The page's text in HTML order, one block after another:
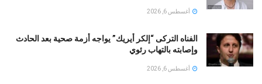
أغسطس 6, 2026
الفناه التركى “إلكر أيريك” يواجه أزمة صحية بعد الحادث
وإصابته بالتهاب رئوي
أغسطس 6, 2026